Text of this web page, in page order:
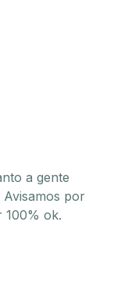
a gente
por
100% ok.